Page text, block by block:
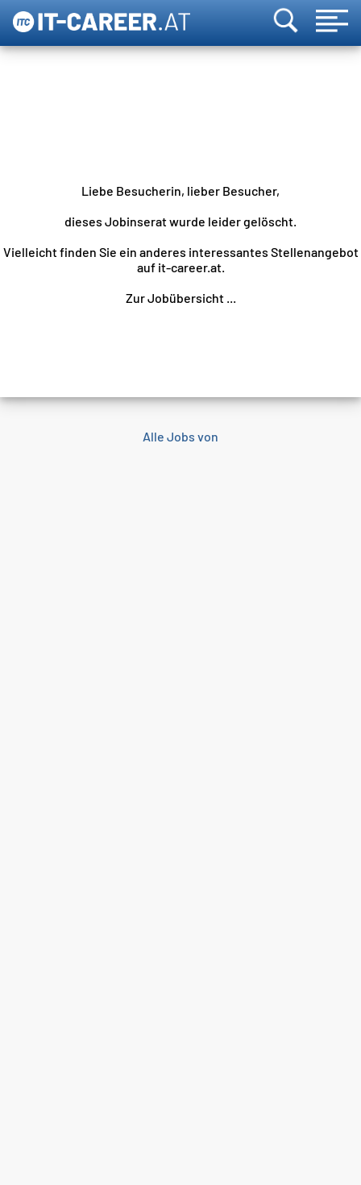
Liebe Besucherin, lieber Besucher,
dieses Jobinserat wurde leider gelöscht.
Vielleicht finden Sie ein anderes interessantes Stellenangebot
auf it-career.at.
Zur Jobübersicht ...
Alle Jobs von